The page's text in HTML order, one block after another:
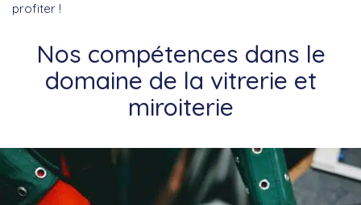
profiter !
Nos compétences dans le
domaine de la vitrerie et
miroiterie